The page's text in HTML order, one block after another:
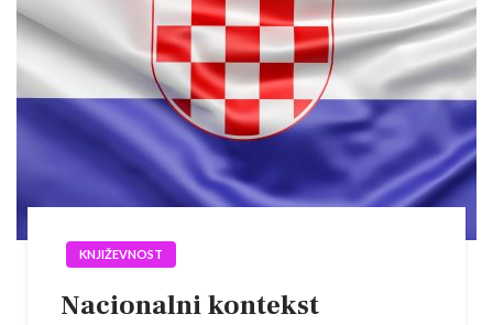
KNJIŽEVNOST
Nacionalni kontekst